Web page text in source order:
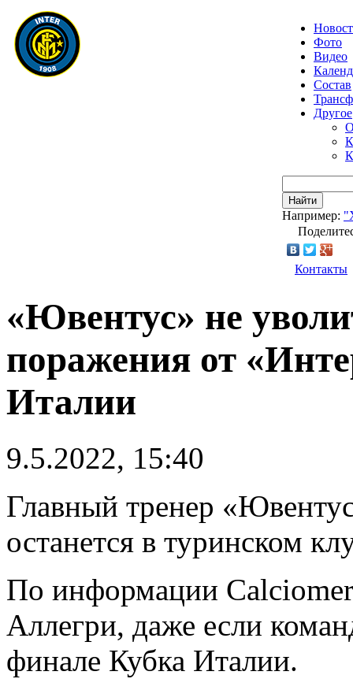
Фото
Видео
Состав
Другое
Найти
Например:
Контакты
«Ювентус» не
поражения от
Италии
9.5.2022, 15:40
Главный тренер
останется в туринском
По информации
Аллегри, даже если
финале Кубка Италии.